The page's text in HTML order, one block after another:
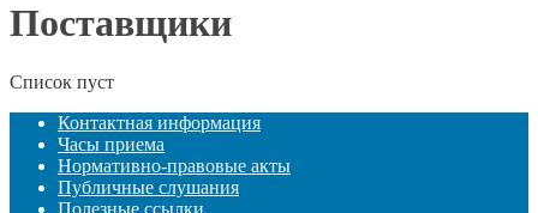
Поставщики
Список пуст
Контактная информация
Часы приема
Нормативно-правовые акты
Публичные слушания
Полезные ссылки